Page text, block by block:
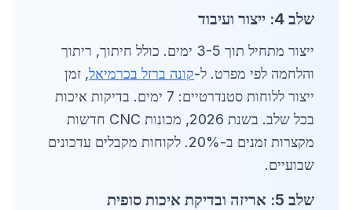
שלב 4: ייצור ועיבוד
ייצור מתחיל תוך 3-5 ימים. כולל חיתוך, ריתוך
והלחמה לפי מפרט. ל-קונה ברזל בכרמיאל, זמן
ייצור ללוחות סטנדרטיים: 7 ימים. בדיקות איכות
בכל שלב. בשנת 2026, מכונות CNC חדשות
מקצרות זמנים ב-20%. לקוחות מקבלים עדכונים
שבועיים.
שלב 5: אריזה ובדיקת איכות סופית